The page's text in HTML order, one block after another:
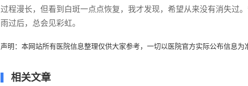
过程漫长，但看到白斑一点点恢复，我才发现，希望从来没有消失过
雨过后，总会见彩虹。
声明：本网站所有医院信息整理仅供大家参考，一切以医院官方实际公布信息为
相关文章